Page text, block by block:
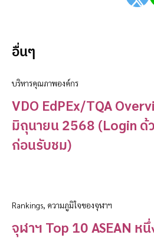
อื่นๆ
บริหารคุณภาพองค์กร
VDO EdPEx/TQA
มิถุนายน 2568 (Login ด้
ก่อนรับชม)
Rankings, ความภูมิใจของจุฬาฯ
จุฬาฯ Top 10 ASEAN ห